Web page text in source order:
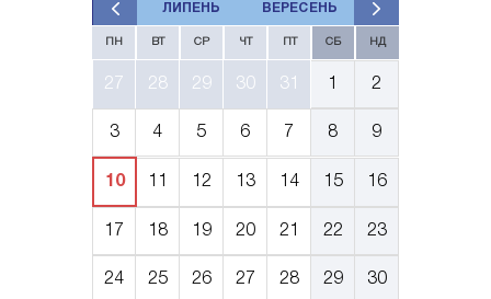
ЛИПЕНЬ ВЕРЕСЕНЬ
ПН ВТ СР ЧТ ПТ СБ НД
27 28 29 30 31 1 2
3 4 5 6 7 8 9
10 11 12 13 14 15 16
17 18 19 20 21 22 23
24 25 26 27 28 29 30